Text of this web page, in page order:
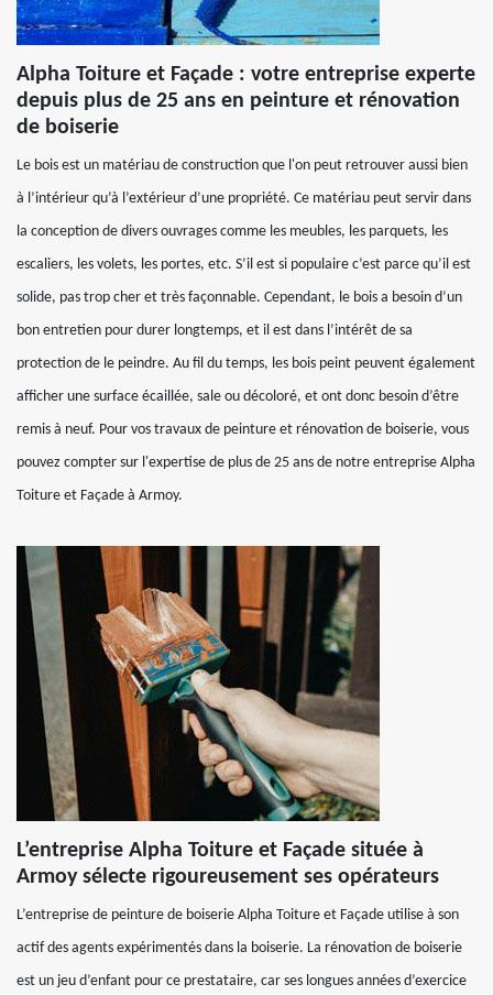
Alpha Toiture et Façade : votre entreprise experte
depuis plus de 25 ans en peinture et rénovation
de boiserie
Le bois est un matériau de construction que l'on peut retrouver aussi bien
à l’intérieur qu’à l’extérieur d’une propriété. Ce matériau peut servir dans
la conception de divers ouvrages comme les meubles, les parquets, les
escaliers, les volets, les portes, etc. S’il est si populaire c’est parce qu’il est
solide, pas trop cher et très façonnable. Cependant, le bois a besoin d’un
bon entretien pour durer longtemps, et il est dans l’intérêt de sa
protection de le peindre. Au fil du temps, les bois peint peuvent également
afficher une surface écaillée, sale ou décoloré, et ont donc besoin d’être
remis à neuf. Pour vos travaux de peinture et rénovation de boiserie, vous
pouvez compter sur l'expertise de plus de 25 ans de notre entreprise Alpha
Toiture et Façade à Armoy.
L’entreprise Alpha Toiture et Façade située à
Armoy sélecte rigoureusement ses opérateurs
L’entreprise de peinture de boiserie Alpha Toiture et Façade utilise à son
actif des agents expérimentés dans la boiserie. La rénovation de boiserie
est un jeu d’enfant pour ce prestataire, car ses longues années d’exercice